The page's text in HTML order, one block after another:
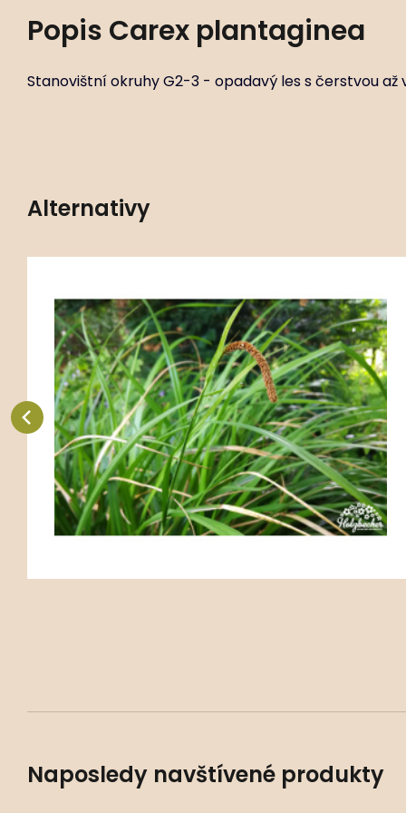
Popis Carex plantaginea
Stanovištní okruhy G2-3 - opadavý les s čerstvou
Alternativy
Carex morrowii
Kód:ART00602
P11X11
Oblíbený
Porovnat
Stanovištní okruhy G2 - opadavý les s čerstvou
půdou, GR2 - okraj opadavého lesa s čerstvou
půdou.
Naposledy navštívené produkty